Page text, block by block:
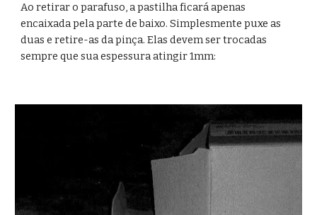
Ao retirar o parafuso, a pastilha ficará apenas
encaixada pela parte de baixo. Simplesmente puxe as
duas e retire-as da pinça. Elas devem ser trocadas
sempre que sua espessura atingir 1mm: